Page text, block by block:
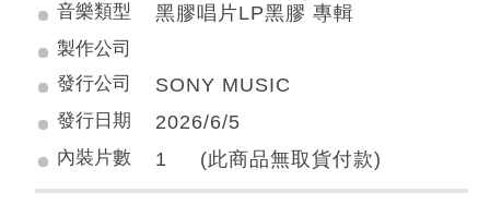
音樂類型 黑膠唱片LP黑膠 專輯
製作公司
發行公司
SONY MUSIC
發行日期 2026/6/5
內裝片數 1 (此商品無取貨付款)